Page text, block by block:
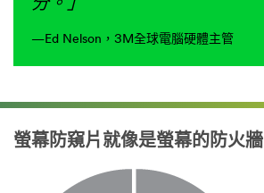
分。」
—Ed Nelson，3M全球電腦硬體主管
螢幕防窺片就像是螢幕的防火牆